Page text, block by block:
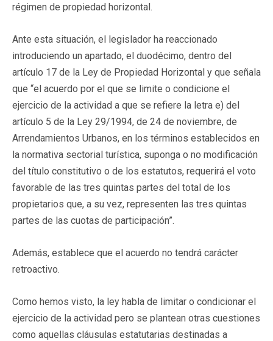
régimen de propiedad horizontal.
Ante esta situación, el legislador ha reaccionado
introduciendo un apartado, el duodécimo, dentro del
artículo 17 de la Ley de Propiedad Horizontal y que señala
que “el acuerdo por el que se limite o condicione el
ejercicio de la actividad a que se refiere la letra e) del
artículo 5 de la Ley 29/1994, de 24 de noviembre, de
Arrendamientos Urbanos, en los términos establecidos en
la normativa sectorial turística, suponga o no modificación
del título constitutivo o de los estatutos, requerirá el voto
favorable de las tres quintas partes del total de los
propietarios que, a su vez, representen las tres quintas
partes de las cuotas de participación”.
Además, establece que el acuerdo no tendrá carácter
retroactivo.
Como hemos visto, la ley habla de limitar o condicionar el
ejercicio de la actividad pero se plantean otras cuestiones
como aquellas cláusulas estatutarias destinadas a